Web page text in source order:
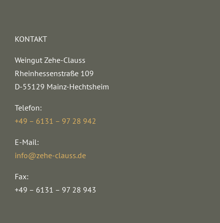
KONTAKT
Weingut Zehe-Clauss
Rheinhessenstraße 109
D-55129 Mainz-Hechtsheim
Telefon:
+49 – 6131 – 97 28 942
E-Mail:
info@zehe-clauss.de
Fax:
+49 – 6131 – 97 28 943